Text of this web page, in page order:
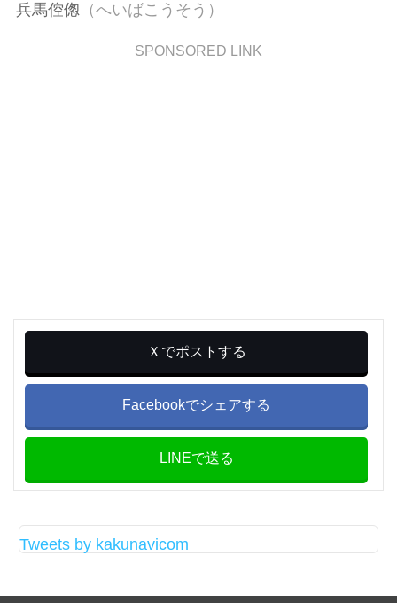
兵馬倥偬（へいばこうそう）
SPONSORED LINK
Ｘでポストする
Facebookでシェアする
LINEで送る
Tweets by kakunavicom